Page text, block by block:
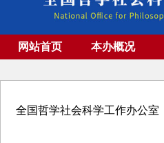
网站首页 本办概况
全国哲学社会科学工作办公室